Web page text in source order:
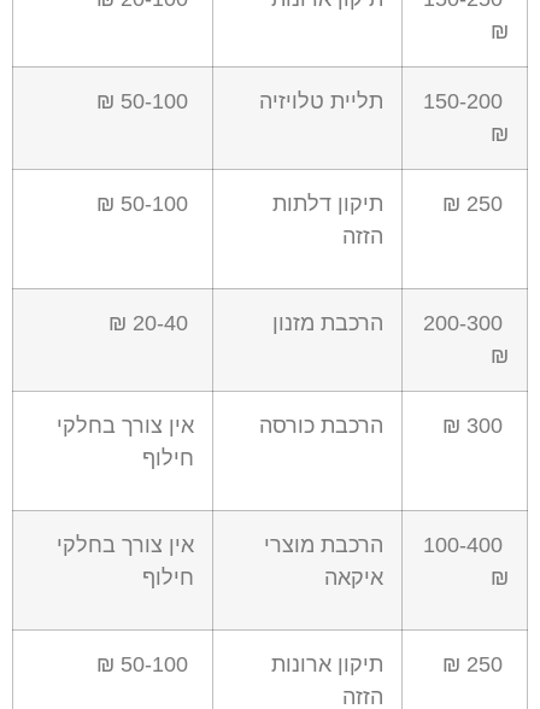
₪
150-200
₪
תליית טלויזיה
תיקון דלתות
הזזה
200-300
₪
הרכבת מזנון
הרכבת כורסה
אין צורך בחלקי
חילוף
100-400
₪
הרכבת מוצרי
איקאה
אין צורך בחלקי
חילוף
תיקון ארונות
הזזה